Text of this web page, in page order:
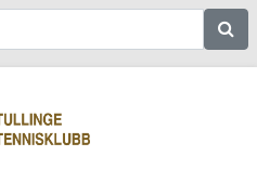
Sök